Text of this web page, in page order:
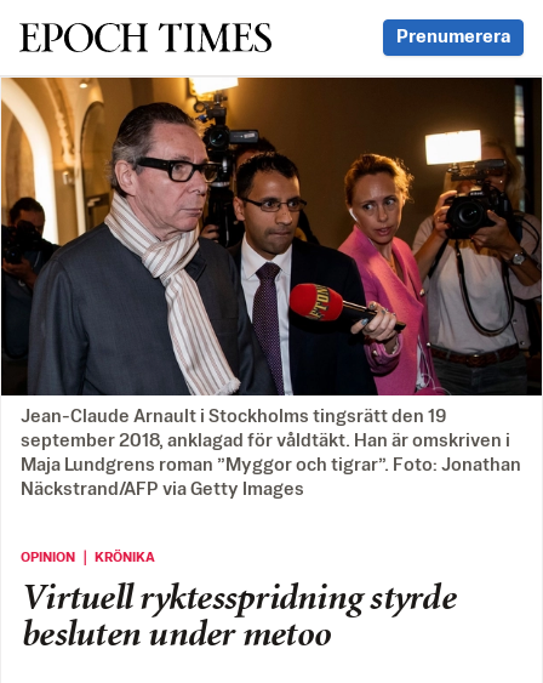
Svenska Epoch Times Prenumerera
Jean-Claude Arnault i Stockholms tingsrätt den 19
september 2018, anklagad för våldtäkt. Han är omskriven i
Maja Lundgrens roman ”Myggor och tigrar”. Foto: Jonathan
Näckstrand/AFP via Getty Images
OPINION ｜ KRÖNIKA
Virtuell ryktesspridning styrde
besluten under metoo